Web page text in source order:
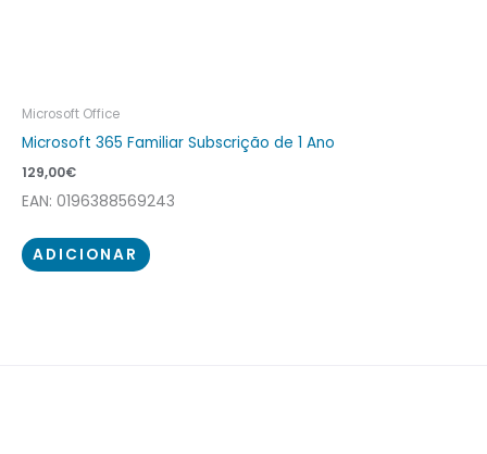
Microsoft Office
Microsoft 365 Familiar Subscrição de 1 Ano
129,00€
EAN: 0196388569243
ADICIONAR